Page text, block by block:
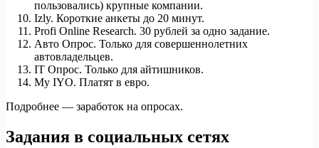
пользовались) крупные компании.
Izly. Короткие анкеты до 20 минут.
Profi Online Research. 30 рублей за одно задание.
Авто Опрос. Только для совершеннолетних
автовладельцев.
IT Опрос. Только для айтишников.
My IYO. Платят в евро.
Подробнее — заработок на опросах.
Задания в социальных сетях